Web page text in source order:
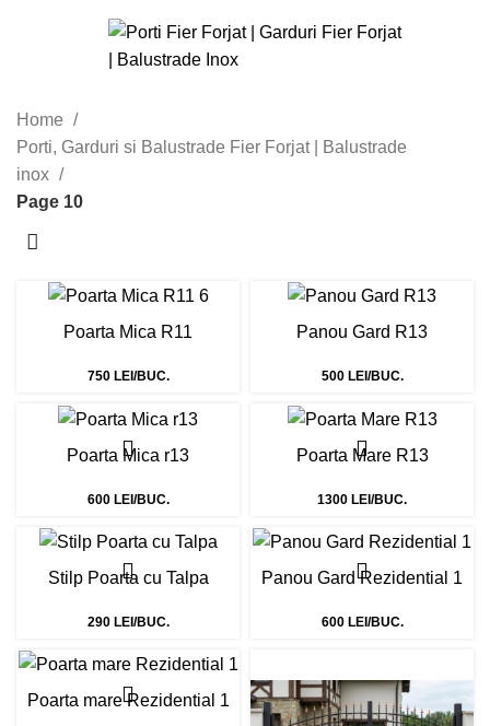
Home
Porti, Garduri si Balustrade Fier Forjat | Balustrade
inox
Page 10
Poarta Mica R11
750 LEI/BUC.
Panou Gard R13
500 LEI/BUC.
Poarta Mica r13
600 LEI/BUC.
Poarta Mare R13
1300 LEI/BUC.
Stilp Poarta cu Talpa
290 LEI/BUC.
Panou Gard Rezidential 1
600 LEI/BUC.
Poarta mare Rezidential 1